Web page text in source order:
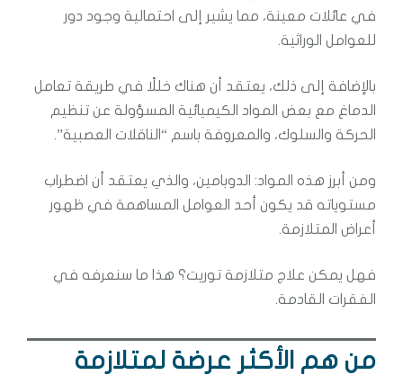
في عائلات معينة، مما يشير إلى احتمالية وجود دور
للعوامل الوراثية.
بالإضافة إلى ذلك، يعتقد أن هناك خللًا في طريقة تعامل
الدماغ مع بعض المواد الكيميائية المسؤولة عن تنظيم
الحركة والسلوك، والمعروفة باسم “الناقلات العصبية”.
ومن أبرز هذه المواد: الدوبامين، والذي يعتقد أن اضطراب
مستوياته قد يكون أحد العوامل المساهمة في ظهور
أعراض المتلازمة.
فهل يمكن علاج متلازمة توريت؟ هذا ما سنعرفه في
الفقرات القادمة.
من هم الأكثر عرضة لمتلازمة